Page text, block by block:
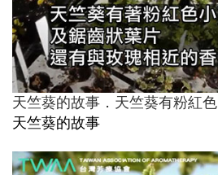
天竺葵的故事．天竺葵有粉紅
天竺葵的故事